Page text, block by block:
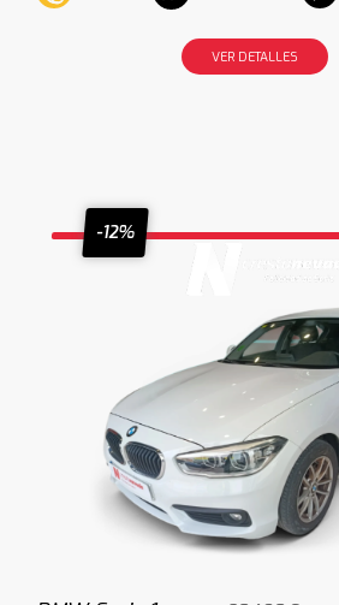
VER DETALLES
-12%